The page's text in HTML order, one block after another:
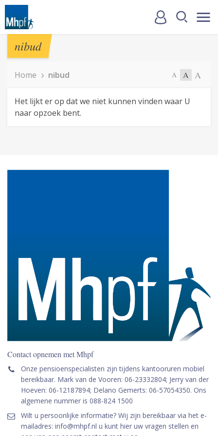
nibud
Home nibud A A A
Het lijkt er op dat we niet kunnen vinden waar U
naar opzoek bent.
Contact opnemen met Mhpf
Onze pensioenspecialisten zijn tijdens kantooruren mobiel
bereikbaar. Mark van de Vooren: 06-23332804; Jerry van der
Hoeven: 06-12187894; Delano Gemerts: 06-57054350. Ons
algemene nummer is 088-824 1500
Wilt u persoonlijke informatie? Wij zijn bereikbaar via het e-
mailadres: info@mhpf.nl u kunt hier uw vragen stellen en